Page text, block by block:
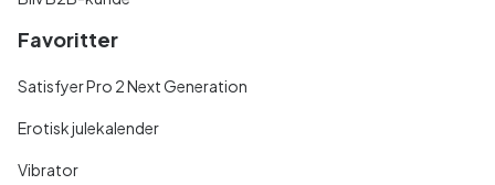
Favoritter
Satisfyer Pro 2 Next Generation
Erotisk julekalender
Vibrator